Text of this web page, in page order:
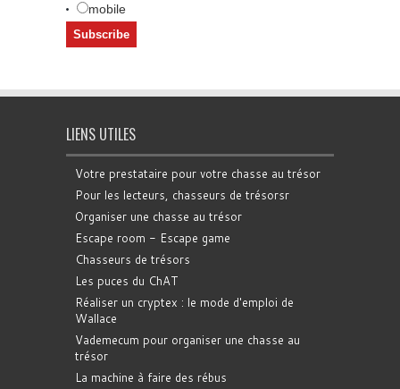
mobile
LIENS UTILES
Votre prestataire pour votre chasse au trésor
Pour les lecteurs, chasseurs de trésorsr
Organiser une chasse au trésor
Escape room - Escape game
Chasseurs de trésors
Les puces du ChAT
Réaliser un cryptex : le mode d'emploi de
Wallace
Vademecum pour organiser une chasse au
trésor
La machine à faire des rébus